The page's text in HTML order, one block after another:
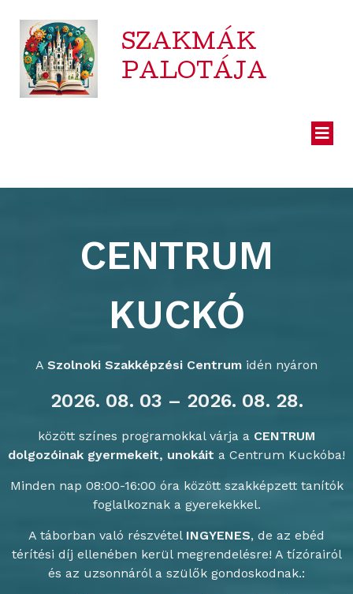
SZAKMÁK
PALOTÁJA
CENTRUM
KUCKÓ
A Szolnoki Szakképzési Centrum idén nyáron
2026. 08. 03 – 2026. 08. 28.
között színes programokkal várja a CENTRUM
dolgozóinak gyermekeit, unokáit a Centrum Kuckóba!
Minden nap 08:00-16:00 óra között szakképzett tanítók
foglalkoznak a gyerekekkel.
A táborban való részvétel INGYENES, de az ebéd
térítési díj ellenében kerül megrendelésre! A tízórairól
és az uzsonnáról a szülők gondoskodnak.: